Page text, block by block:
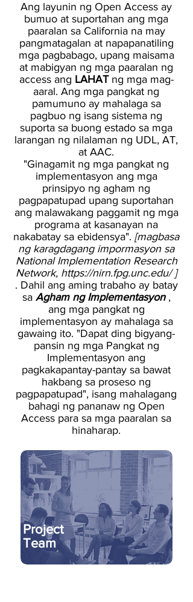
Ang layunin ng Open Access ay
bumuo at suportahan ang mga
paaralan sa California na may
pangmatagalan at napapanatiling
mga pagbabago, upang maisama
at mabigyan ng mga paaralan ng
access ang LAHATng mga mag-
aaral. Ang mga pangkat ng
pamumuno ay mahalaga sa
pagbuo ng isang sistema ng
suporta sa buong estado sa mga
larangan ng nilalaman ng UDL, AT,
at AAC.
"Ginagamit ng mga pangkat ng
implementasyon ang mga
prinsipyo ng agham ng
pagpapatupad upang suportahan
ang malawakang paggamit ng mga
programa at kasanayan na
nakabatay sa ebidensya". [magbasa
ng karagdagang impormasyon sa
National Implementation Research
Network, https://nirn.fpg.unc.edu/]
. Dahil ang aming trabaho ay batay
sa Agham ng Implementasyon,
ang mga pangkat ng
implementasyon ay mahalaga sa
gawaing ito. "Dapat ding bigyang-
pansin ng mga Pangkat ng
Implementasyon ang
pagkakapantay-pantay sa bawat
hakbang sa proseso ng
pagpapatupad", isang mahalagang
bahagi ng pananaw ng Open
Access para sa mga paaralan sa
hinaharap.
Project
Team